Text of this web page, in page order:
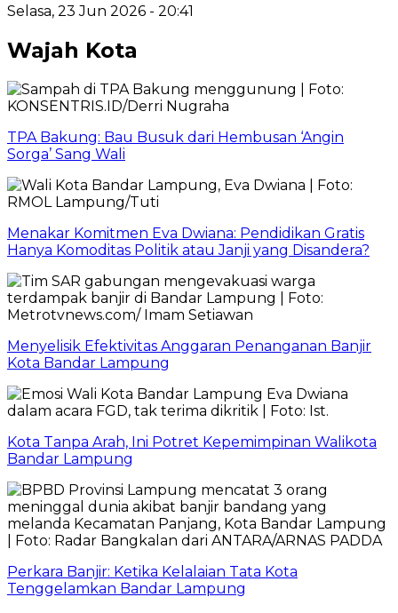
Selasa, 23 Jun 2026 - 20:41
Wajah Kota
TPA Bakung: Bau Busuk dari Hembusan ‘Angin
Sorga’ Sang Wali
Menakar Komitmen Eva Dwiana: Pendidikan Gratis
Hanya Komoditas Politik atau Janji yang Disandera?
Menyelisik Efektivitas Anggaran Penanganan Banjir
Kota Bandar Lampung
Kota Tanpa Arah, Ini Potret Kepemimpinan Walikota
Bandar Lampung
Perkara Banjir: Ketika Kelalaian Tata Kota
Tenggelamkan Bandar Lampung